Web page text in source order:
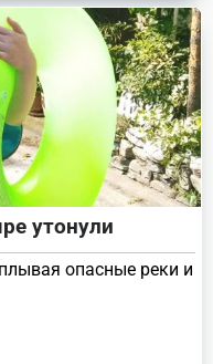
утонули
опасные реки и